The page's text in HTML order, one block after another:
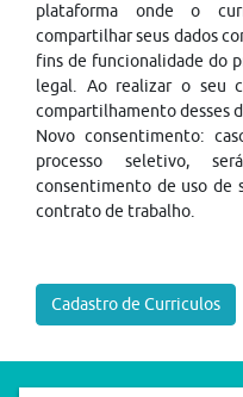
plataforma onde o
compartilhar seus dados
fins de funcionalidade do
legal. Ao realizar o seu
compartilhamento desses
Novo consentimento:
processo seletivo,
consentimento de uso de
contrato de trabalho.
Cadastro de Curriculos